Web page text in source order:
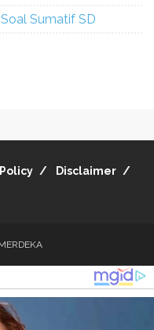
Soal Sumatif SD
Disclaimer